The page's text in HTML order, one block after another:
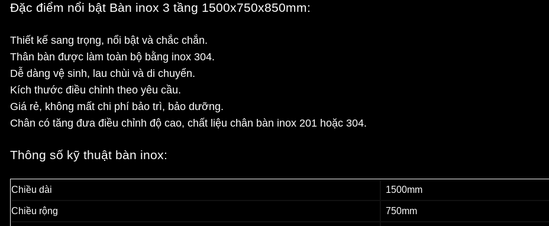
Đặc điểm nổi bật Bàn inox 3 tầng 1500x750x850mm:
Thiết kế sang trọng, nổi bật và chắc chắn.
Thân bàn được làm toàn bộ bằng inox 304.
Dễ dàng vệ sinh, lau chùi và di chuyển.
Kích thước điều chỉnh theo yêu cầu.
Giá rẻ, không mất chi phí bảo trì, bảo dưỡng.
Chân có tăng đưa điều chỉnh độ cao, chất liệu chân bàn inox 201 hoặc 304.
Thông số kỹ thuật bàn inox:
Chiều dài 1500mm
Chiều rộng 750mm